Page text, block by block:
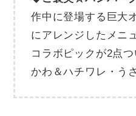
作中に登場する巨大
にアレンジしたメニ
コラボピックが2点
かわ＆ハチワレ・う